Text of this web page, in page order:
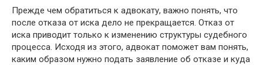
Прежде чем обратиться к адвокату, важно понять, что
после отказа от иска дело не прекращается. Отказ от
иска приводит только к изменению структуры судебного
процесса. Исходя из этого, адвокат поможет вам понять,
каким образом нужно подать заявление об отказе и куда